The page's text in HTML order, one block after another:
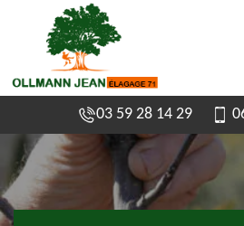
03 59 28 14 29